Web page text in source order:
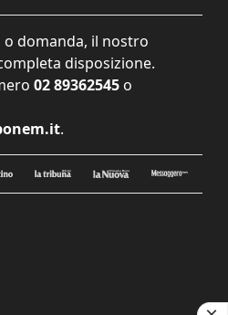
o domanda, il nostro
disposizione.
02 89362545 o
.